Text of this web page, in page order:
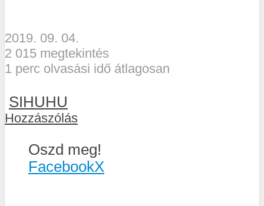
2019. 09. 04.
2 015 megtekintés
1 perc olvasási idő átlagosan
SIHUHU
Hozzászólás
Oszd meg!
FacebookX